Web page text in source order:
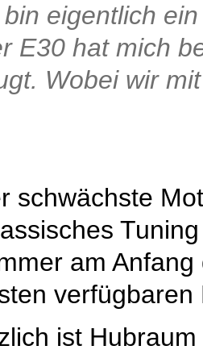
eigentlich
E30 hat mich
Wobei wir
schwächste
am
ist